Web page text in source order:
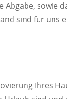
sowie
sind für uns
Ihres